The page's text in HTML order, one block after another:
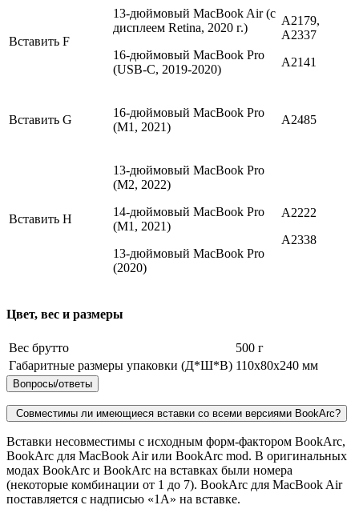
Вставить F
13-дюймовый MacBook Air (с
дисплеем Retina, 2020 г.)
16-дюймовый MacBook Pro
(USB-C, 2019-2020)
A2179,
A2337
А2141
Вставить G
16-дюймовый MacBook Pro
(M1, 2021)
А2485
Вставить H
13-дюймовый MacBook Pro
(M2, 2022)
14-дюймовый MacBook Pro
(M1, 2021)
13-дюймовый MacBook Pro
(2020)
А2222
А2338
Цвет, вес и размеры
Вес брутто
500 г
Габаритные размеры упаковки (Д*Ш*В) 110х80х240 мм
Вопросы/ответы
Совместимы ли имеющиеся вставки со всеми версиями BookArc?
Вставки несовместимы с исходным форм-фактором BookArc,
BookArc для MacBook Air или BookArc mod. В оригинальных
модах BookArc и BookArc на вставках были номера
(некоторые комбинации от 1 до 7). BookArc для MacBook Air
поставляется с надписью «1A» на вставке.